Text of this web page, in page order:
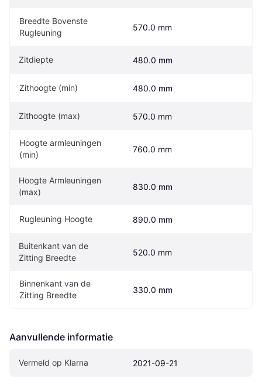
Breedte Bovenste
Rugleuning
570.0 mm
Zitdiepte 480.0 mm
Zithoogte (min) 480.0 mm
Zithoogte (max) 570.0 mm
Hoogte armleuningen
(min)
760.0 mm
Hoogte Armleuningen
(max)
830.0 mm
Rugleuning Hoogte 890.0 mm
Buitenkant van de
Zitting Breedte
520.0 mm
Binnenkant van de
Zitting Breedte
330.0 mm
Aanvullende informatie
Vermeld op Klarna 2021-09-21